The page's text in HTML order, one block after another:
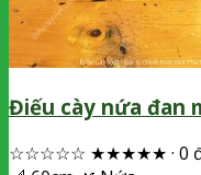
Điếu cày nứa đan
☆☆☆☆☆ ★★★★★ · 0